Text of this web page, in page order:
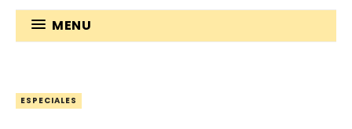
MENU
ESPECIALES